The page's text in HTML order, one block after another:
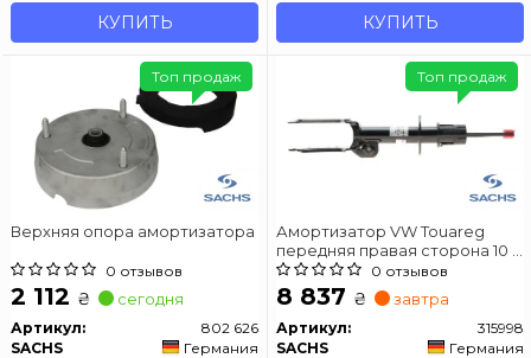
КУПИТЬ КУПИТЬ
Верхняя опора амортизатора
0 отзывов
2 112 ₴ сегодня
Артикул:
802 626
SACHS
Германия
Топ продаж
Амортизатор VW Touareg
передняя правая сторона 10 -
(Gas)
0 отзывов
8 837 ₴ завтра
Артикул:
315998
SACHS
Германия
Топ продаж